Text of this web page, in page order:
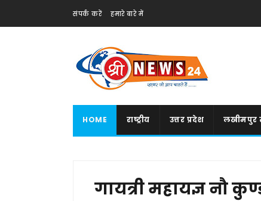
संपर्क करें हमारे बारे में
HOME राष्ट्रीय उत्तर प्रदेश लखीमपुर
गायत्री महायज्ञ नौ